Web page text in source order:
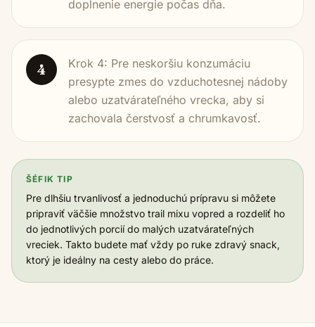
doplnenie energie počas dňa.
4
Krok 4: Pre neskoršiu konzumáciu
presypte zmes do vzduchotesnej nádoby
alebo uzatvárateľného vrecka, aby si
zachovala čerstvosť a chrumkavosť.
ŠÉFIK TIP
Pre dlhšiu trvanlivosť a jednoduchú prípravu si môžete
pripraviť väčšie množstvo trail mixu vopred a rozdeliť ho
do jednotlivých porcií do malých uzatvárateľných
vreciek. Takto budete mať vždy po ruke zdravý snack,
ktorý je ideálny na cesty alebo do práce.